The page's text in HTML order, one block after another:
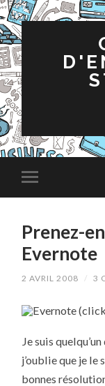
Prenez-
Evernote
2 AVRIL 2008 / 3
Je suis
j’oublie que je le
bonnes